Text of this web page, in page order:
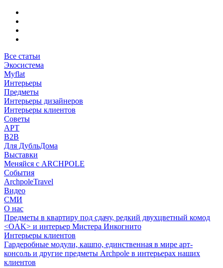
Все статьи
Экосистема
Myflat
Интерьеры
Предметы
Интерьеры дизайнеров
Интерьеры клиентов
Советы
АРТ
B2B
Для ДубльДома
Выставки
Меняйся с ARCHPOLE
События
ArchpoleTravel
Видео
СМИ
О нас
Предметы в квартиру под сдачу, редкий двухцветный комод
<OAK> и интерьер Мистера Инкогнито
Интерьеры клиентов
Гардеробные модули, кашпо, единственная в мире арт-
консоль и другие предметы Archpole в интерьерах наших
клиентов